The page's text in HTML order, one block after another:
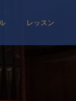
レッスン